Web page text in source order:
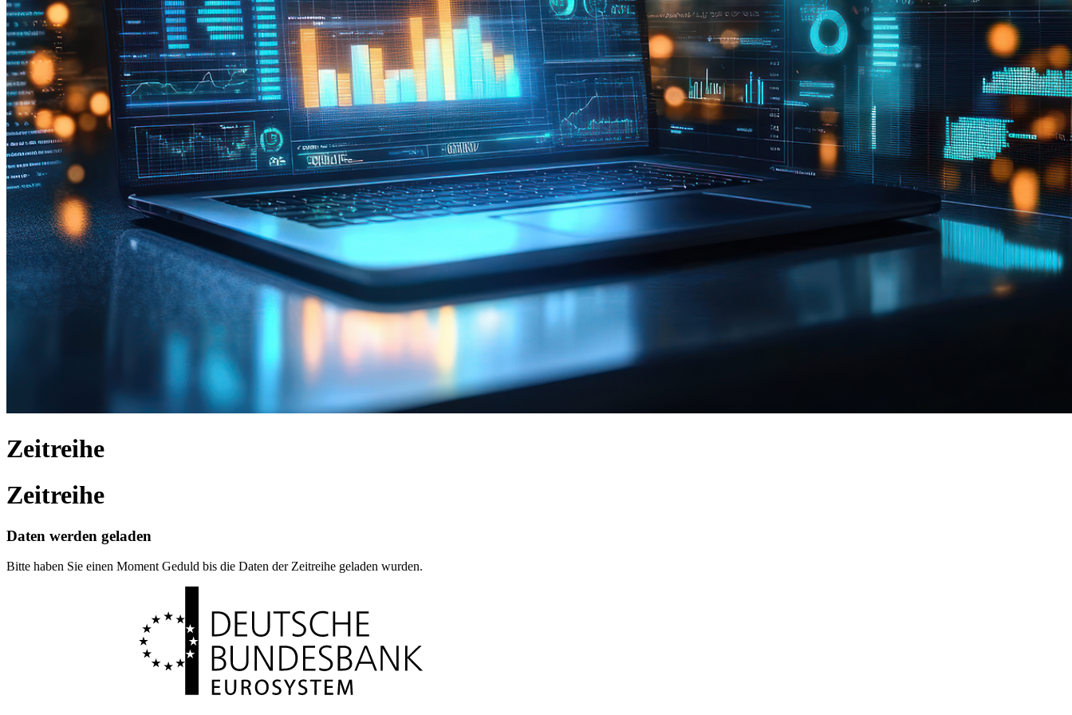
Zeitreihe
Zeitreihe
Daten werden geladen
Bitte haben Sie einen Moment Geduld bis die Daten der Zeitreihe geladen wurden.